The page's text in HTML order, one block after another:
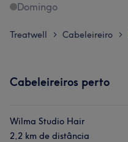
Domingo
Treatwell > Cabeleireiro >
Cabeleireiros perto
Wilma Studio Hair
2,2 km de distância